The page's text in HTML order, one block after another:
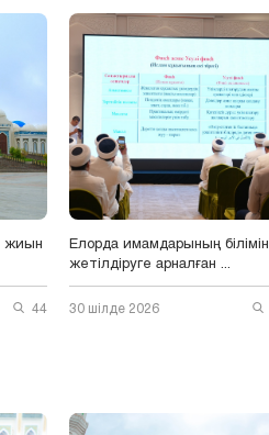
жиын
44
Елорда имамдарының білімін
жетілдіруге арналған ...
30 шілде 2026